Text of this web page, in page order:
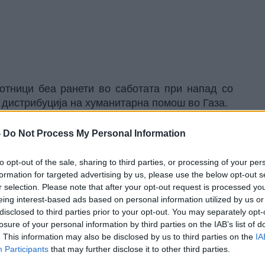
Do Not Process My Personal Information
opt-out of the sale, sharing to third parties, or processing of your
for targeted advertising by us, please use the below opt-out
selection. Please note that after your opt-out request is processed
interest-based ads based on personal information utilized by us
to third parties prior to your opt-out. You may separately
of your personal information by third parties on the IAB’s list of
This information may also be disclosed by us to third parties on the
Participants that may further disclose it to other third parties.
беа ранети во саботата при напад со
на хуманитарна помош во Газа.
Газа, поддржана од САД и Израел, која
време на конфликтот меѓу Израел и Хамас,
– ветерани од американската армија – биле
рачно изработени гранати на нивниот
во стабилна состојба и се здобиле со
за реални закани од Хамас,
бидат нападнати американски вработени,
цивили што зависат од нашите пунктови за
тие предупредувања.
помош во Газа